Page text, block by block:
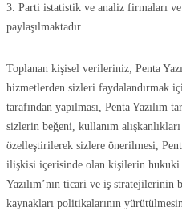
3. Parti istatistik ve analiz firmaları
paylaşılmaktadır.
Toplanan kişisel verileriniz; Penta
hizmetlerden sizleri faydalandırmak
tarafından yapılması, Penta Yazılım
sizlerin beğeni, kullanım
özelleştirilerek sizlere önerilmesi,
ilişkisi içerisinde olan kişilerin
Yazılım’nın ticari ve iş stratejilerinin
kaynakları politikalarının